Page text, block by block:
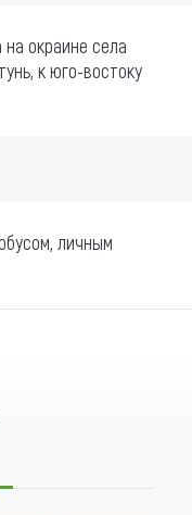
окраине села
к юго-востоку
личным